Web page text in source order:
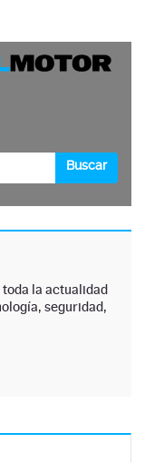
toda la actualidad
seguridad,